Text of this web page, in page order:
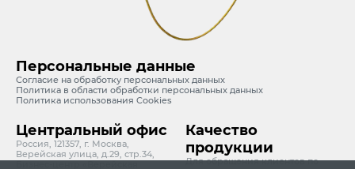
Персональные данные
Согласие на обработку персональных данных
Политика в области обработки персональных данных
Политика использования Cookies
Центральный офис
Россия, 121357, г. Москва,
Верейская улица, д.29, стр.34,
Качество
продукции
Для обращения клиентов по